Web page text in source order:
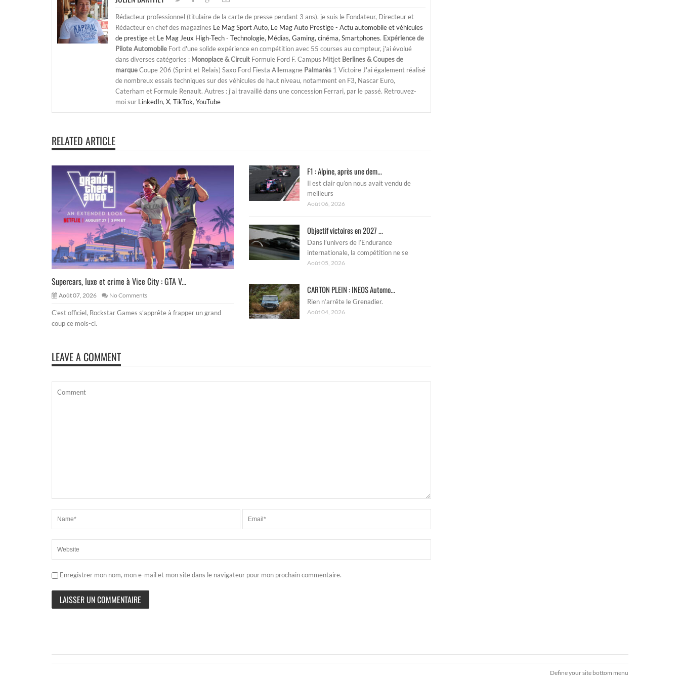
Rédacteur professionnel (titulaire de la carte de presse pendant 3 ans), je suis le Fondateur, Directeur et
Rédacteur en chef des magazines Le Mag Sport Auto, Le Mag Auto Prestige - Actu automobile et véhicules
de prestigeet Le Mag Jeux High-Tech - Technologie, Médias, Gaming, cinéma, Smartphones. Expérience de
Pilote Automobile Fort d'une solide expérience en compétition avec 55 courses au compteur, j'ai évolué
dans diverses catégories : Monoplace & Circuit Formule Ford F. Campus Mitjet Berlines & Coupes de
marqueCoupe 206 (Sprint et Relais) Saxo Ford Fiesta Allemagne Palmarès 1 Victoire J'ai également réalisé
de nombreux essais techniques sur des véhicules de haut niveau, notamment en F3, Nascar Euro,
Caterham et Formule Renault. Autres : j'ai travaillé dans une concession Ferrari, par le passé. Retrouvez-
moi sur LinkedIn, X, TikTok, YouTube
RELATED ARTICLE
Supercars, luxe et crime à Vice City : GTA V...
Août 07, 2026 No Comments
C’est officiel, Rockstar Games s’apprête à frapper un grand
coup ce mois-ci.
F1 : Alpine, après une dem...
Il est clair qu’on nous avait vendu de
meilleurs
Août 06, 2026
Objectif victoires en 2027 ...
Dans l’univers de l’Endurance
internationale, la compétition ne se
Août 05, 2026
CARTON PLEIN : INEOS Automo...
Rien n’arrête le Grenadier.
Août 04, 2026
LEAVE A COMMENT
Enregistrer mon nom, mon e-mail et mon site dans le navigateur pour mon prochain commentaire.
Define your site bottom menu